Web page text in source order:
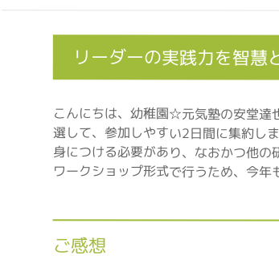
リーダーの実践力を智慧
こんにちは、幼稚園☆元気塾の安堂達
選して、参加しやすい2日間に集約し
身につける必要があり、なおかつ他
ワークショップ形式で行うため、今年
ご感想